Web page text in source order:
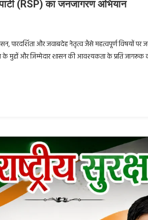
(RSP) का जनजागरण अभियान
पारदर्शिता और जवाबदेह नेतृत्व जैसे महत्वपूर्ण विषयों पर
के मुद्दों और जिम्मेदार शासन की आवश्यकता के प्रति